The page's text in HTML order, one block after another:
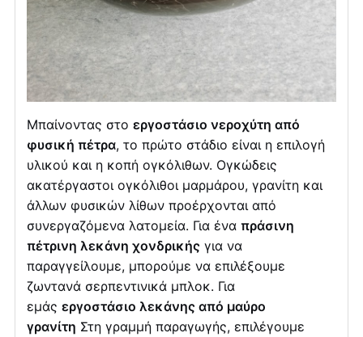
Μπαίνοντας στο εργοστάσιο νεροχύτη από
φυσική πέτρα, το πρώτο στάδιο είναι η επιλογή
υλικού και η κοπή ογκόλιθων. Ογκώδεις
ακατέργαστοι ογκόλιθοι μαρμάρου, γρανίτη και
άλλων φυσικών λίθων προέρχονται από
συνεργαζόμενα λατομεία. Για ένα πράσινη
πέτρινη λεκάνη χονδρικής για να
παραγγείλουμε, μπορούμε να επιλέξουμε
ζωντανά σερπεντινικά μπλοκ. Για
εμάς εργοστάσιο λεκάνης από μαύρο
γρανίτη Στη γραμμή παραγωγής, επιλέγουμε